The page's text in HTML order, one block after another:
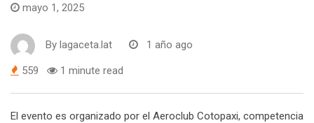
mayo 1, 2025
By lagaceta.lat 1 año ago
559 1 minute read
El evento es organizado por el Aeroclub Cotopaxi, competencia